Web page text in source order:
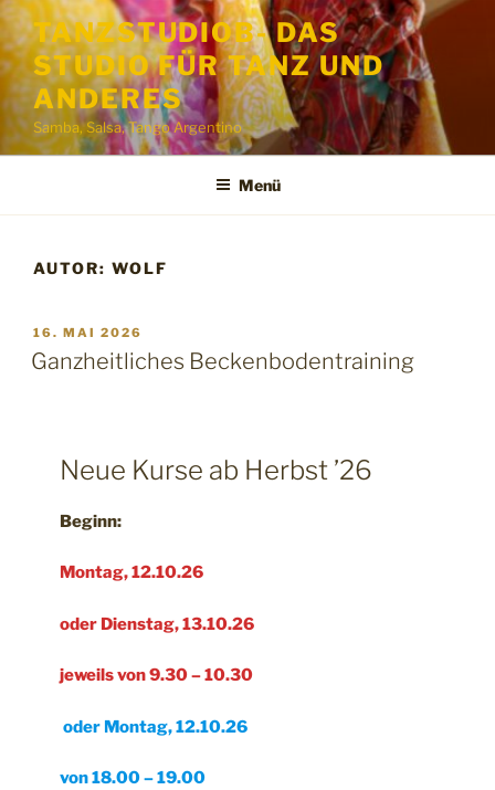
Zum
Inhalt
springen
TANZSTUDIOB- DAS
STUDIO FÜR TANZ UND
ANDERES
Samba, Salsa, Tango Argentino
Menü
AUTOR: WOLF
VERÖFFENTLICHT
AM
16. MAI 2026
Ganzheitliches Beckenbodentraining
Neue Kurse ab Herbst ’26
Beginn:
Montag, 12.10.26
oder Dienstag, 13.10.26
jeweils von 9.30 – 10.30
oder Montag, 12.10.26
von 18.00 – 19.00